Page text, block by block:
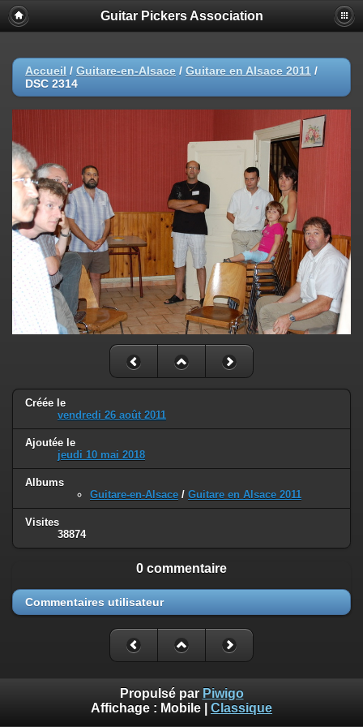
Guitar Pickers Association
Accueil / Guitare-en-Alsace / Guitare en Alsace 2011 /
DSC 2314
Créée le
vendredi 26 août 2011
Ajoutée le
jeudi 10 mai 2018
Albums
Guitare-en-Alsace / Guitare en Alsace 2011
Visites
38874
0 commentaire
Commentaires utilisateur
Propulsé par Piwigo
Affichage : Mobile Classique